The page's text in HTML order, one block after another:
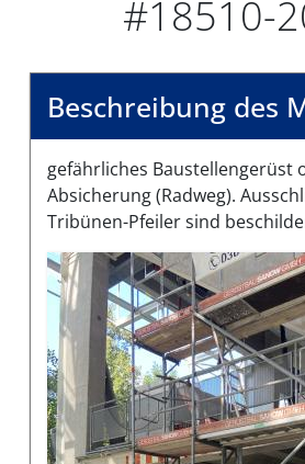
#18510-
Beschreibung des
gefährliches Baustellengerüst
Absicherung (Radweg).
Tribünen-Pfeiler sind
Bilder des Mangels